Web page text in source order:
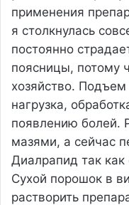
применения
я столкнулась
постоянно
поясницы, потому
хозяйство.
нагрузка,
появлению болей.
мазями, а сейчас
Диалрапид так
Сухой порошок в
растворить